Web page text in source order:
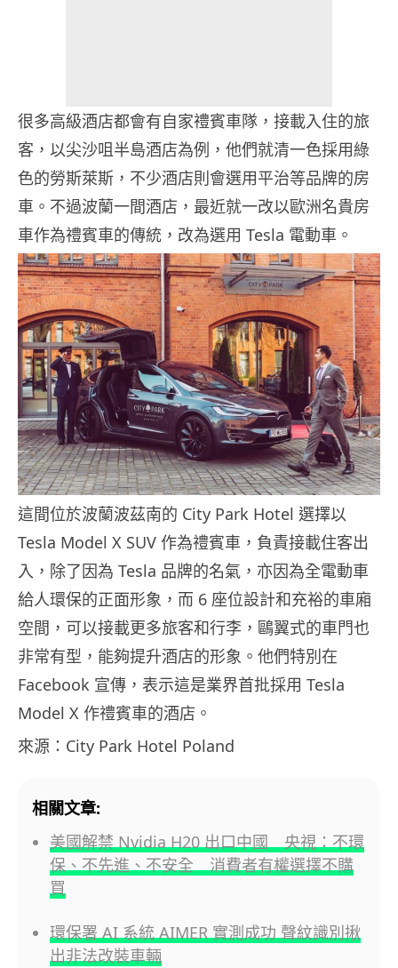
很多高級酒店都會有自家禮賓車隊，接載入住的旅
客，以尖沙咀半島酒店為例，他們就清一色採用綠
色的勞斯萊斯，不少酒店則會選用平治等品牌的房
車。不過波蘭一間酒店，最近就一改以歐洲名貴房
車作為禮賓車的傳統，改為選用 Tesla 電動車。
這間位於波蘭波茲南的 City Park Hotel 選擇以
Tesla Model X SUV 作為禮賓車，負責接載住客出
入，除了因為 Tesla 品牌的名氣，亦因為全電動車
給人環保的正面形象，而 6 座位設計和充裕的車廂
空間，可以接載更多旅客和行李，鷗翼式的車門也
非常有型，能夠提升酒店的形象。他們特別在
Facebook 宣傳，表示這是業界首批採用 Tesla
Model X 作禮賓車的酒店。
來源：City Park Hotel Poland
相關文章:
美國解禁 Nvidia H20 出口中國 央視：不環
保、不先進、不安全 消費者有權選擇不購
買
環保署 AI 系統 AIMER 實測成功 聲紋識別揪
出非法改裝車輛